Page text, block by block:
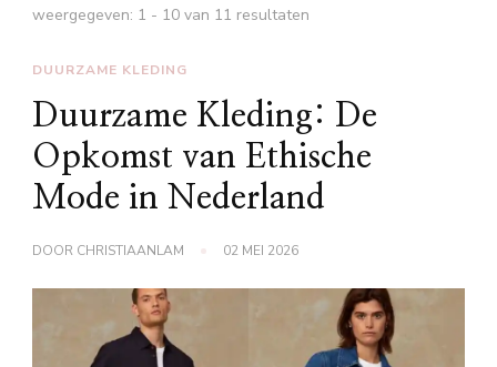
weergegeven: 1 - 10 van 11 resultaten
DUURZAME KLEDING
Duurzame Kleding: De
Opkomst van Ethische
Mode in Nederland
DOOR CHRISTIAANLAM 02 MEI 2026